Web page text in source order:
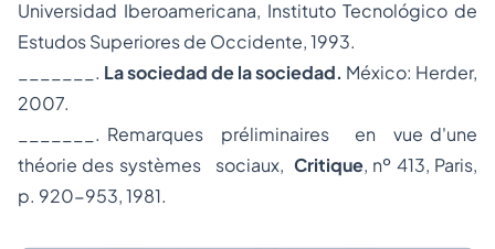
Universidad Iberoamericana, Instituto Tecnológico de
Estudos Superiores de Occidente, 1993.
_______. La sociedad de la sociedad. México: Herder,
2007.
_______. Remarques préliminaires en vue d'une
théorie des systèmes sociaux, Critique, nº 413, Paris,
p. 920-953, 1981.